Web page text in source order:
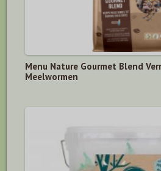
Menu Nature Gourmet Blend
Meelwormen